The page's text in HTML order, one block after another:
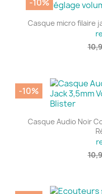
Casque micro filaire
-10%
Casque Audio Noir
-10%